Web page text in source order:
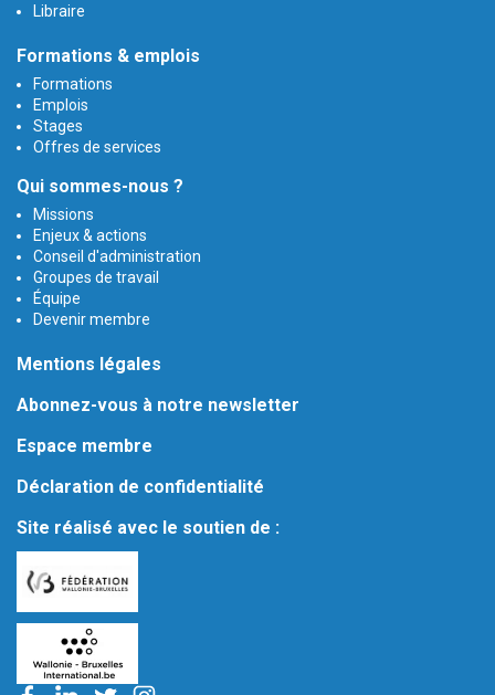
Libraire
Formations & emplois
Formations
Emplois
Stages
Offres de services
Qui sommes-nous ?
Missions
Enjeux & actions
Conseil d'administration
Groupes de travail
Équipe
Devenir membre
Mentions légales
Abonnez-vous à notre newsletter
Espace membre
Déclaration de confidentialité
Site réalisé avec le soutien de :